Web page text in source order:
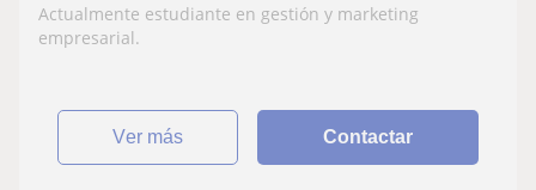
Actualmente estudiante en gestión y marketing
empresarial.
ver más Contactar